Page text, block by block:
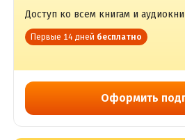
Доступ ко всем книгам и
Первые 14 дней бесплатно
Оформить